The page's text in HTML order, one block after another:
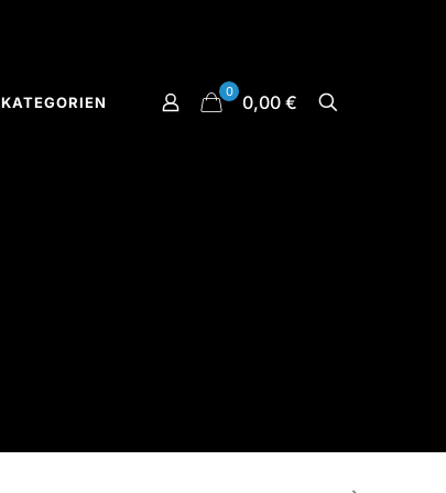
KATEGORIEN
0 0,00 €